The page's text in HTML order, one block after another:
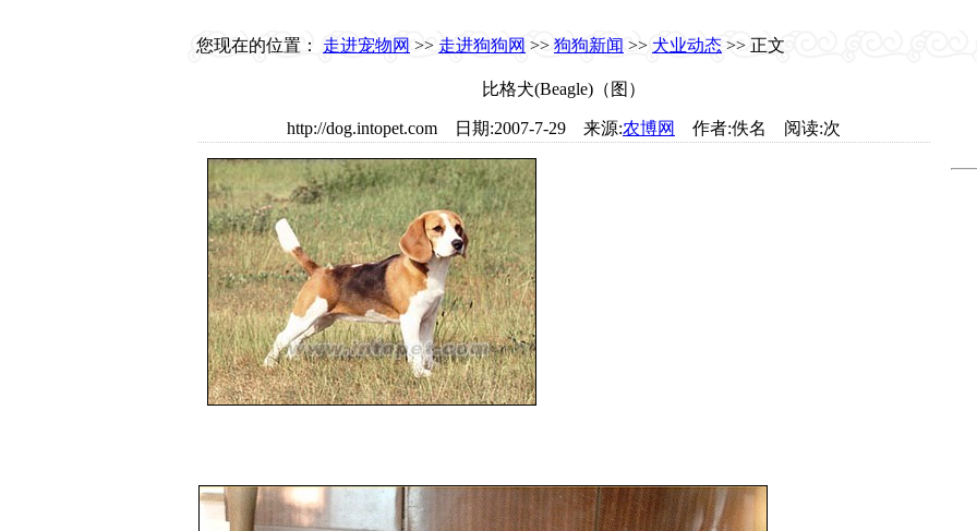
您现在的位置： 走进宠物网 >> 走进狗狗网 >> 狗狗新闻 >> 犬业动态 >> 正文
比格犬(Beagle)（图）
http://dog.intopet.com 日期:2007-7-29 来源:农博网 作者:佚名 阅读:次